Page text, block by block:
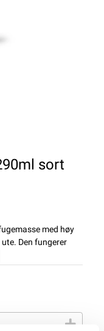
sort
med høy
Den fungerer